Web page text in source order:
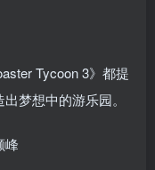
Tycoon 3》都提
梦想中的游乐园。
峰